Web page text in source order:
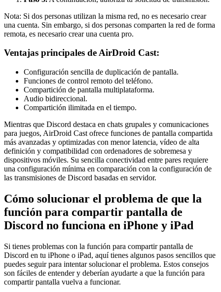
Nota: Si dos personas utilizan la misma red, no es necesario crear
una cuenta. Sin embargo, si dos personas comparten la red de forma
remota, es necesario crear una cuenta pro.
Ventajas principales de AirDroid Cast:
Configuración sencilla de duplicación de pantalla.
Funciones de control remoto del teléfono.
Compartición de pantalla multiplataforma.
Audio bidireccional.
Compartición ilimitada en el tiempo.
Mientras que Discord destaca en chats grupales y comunicaciones
para juegos, AirDroid Cast ofrece funciones de pantalla compartida
más avanzadas y optimizadas con menor latencia, vídeo de alta
definición y compatibilidad con ordenadores de sobremesa y
dispositivos móviles. Su sencilla conectividad entre pares requiere
una configuración mínima en comparación con la configuración de
las transmisiones de Discord basadas en servidor.
Cómo solucionar el problema de que la
función para compartir pantalla de
Discord no funciona en iPhone y iPad
Si tienes problemas con la función para compartir pantalla de
Discord en tu iPhone o iPad, aquí tienes algunos pasos sencillos que
puedes seguir para intentar solucionar el problema. Estos consejos
son fáciles de entender y deberían ayudarte a que la función para
compartir pantalla vuelva a funcionar.